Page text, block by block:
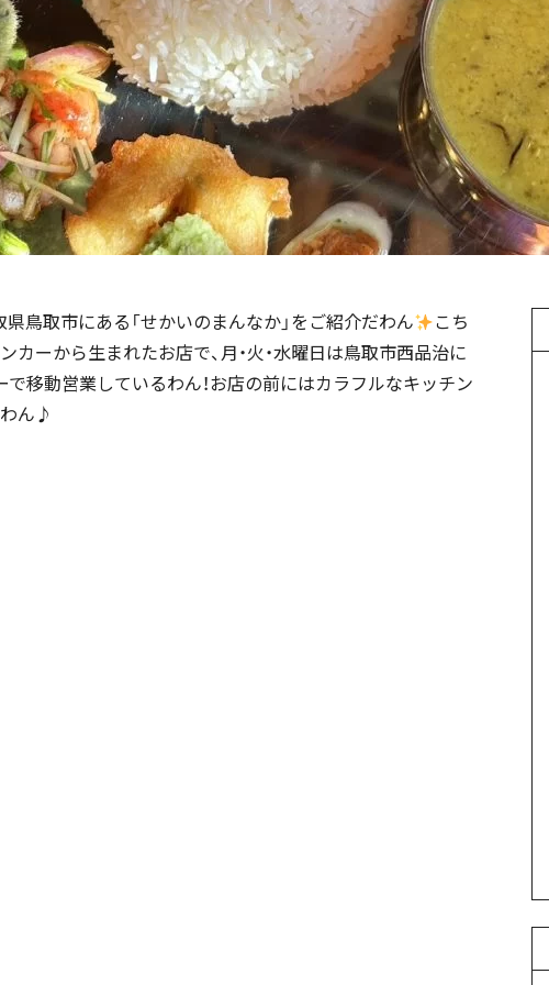
県鳥取市にある「せかいのまんなか」をご紹介だわん
こち
ーから生まれたお店で、月・火・水曜日は鳥取市西品治に
で移動営業しているわん！お店の前にはカラフルなキッチン
わん♪